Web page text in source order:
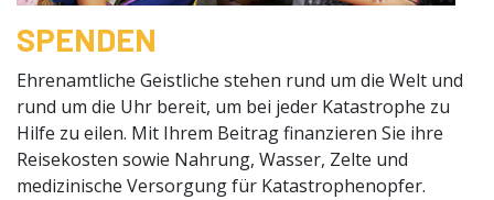
SPENDEN
Ehrenamtliche Geistliche stehen rund um die Welt und
rund um die Uhr bereit, um bei jeder Katastrophe zu
Hilfe zu eilen. Mit Ihrem Beitrag finanzieren Sie ihre
Reisekosten sowie Nahrung, Wasser, Zelte und
medizinische Versorgung für Katastrophenopfer.